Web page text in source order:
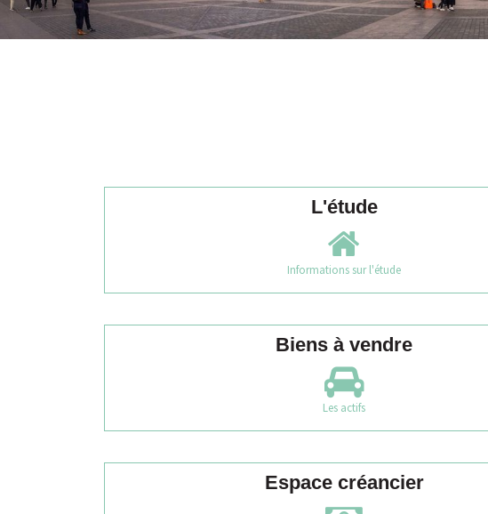
L'étude
Informations sur l'étude
Biens à vendre
Les actifs
Espace créancier